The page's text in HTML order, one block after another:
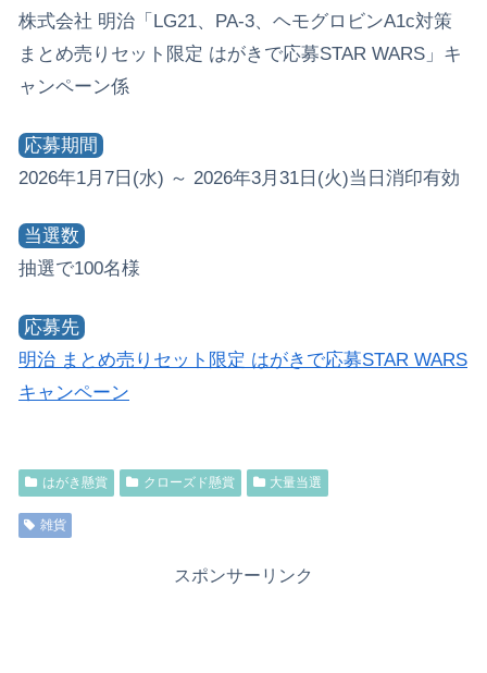
株式会社 明治「LG21、PA-3、ヘモグロビンA1c対策
まとめ売りセット限定 はがきで応募STAR WARS」キ
ャンペーン係
応募期間
2026年1月7日(水) ～ 2026年3月31日(火)当日消印有効
当選数
抽選で100名様
応募先
明治 まとめ売りセット限定 はがきで応募STAR WARS
キャンペーン
はがき懸賞 クローズド懸賞 大量当選
雑貨
スポンサーリンク